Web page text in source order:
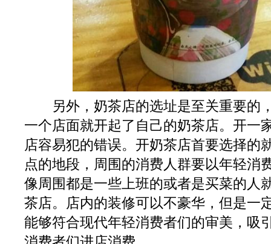
另外，奶茶店的选址是至关重要的
一个店面就开起了自己的奶茶店。开一
店容易犯的错误。开奶茶店首要选择的
点的地段，周围的消费人群要以年轻消
像周围都是一些上班的或者是买菜的人
茶店。店内的装修可以不豪华，但是一
能够符合现代年轻消费者们的审美，吸